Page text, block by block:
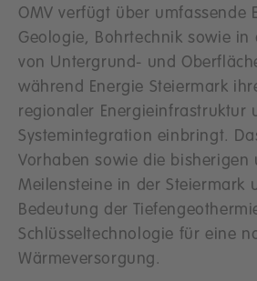
OMV verfügt über umfassende
Geologie, Bohrtechnik sowie in
von Untergrund- und
während Energie Steiermark
regionaler Energieinfrastruktur
Systemintegration einbringt.
Vorhaben sowie die bisherigen
Meilensteine in der Steiermark
Bedeutung der
Schlüsseltechnologie für eine
Wärmeversorgung.